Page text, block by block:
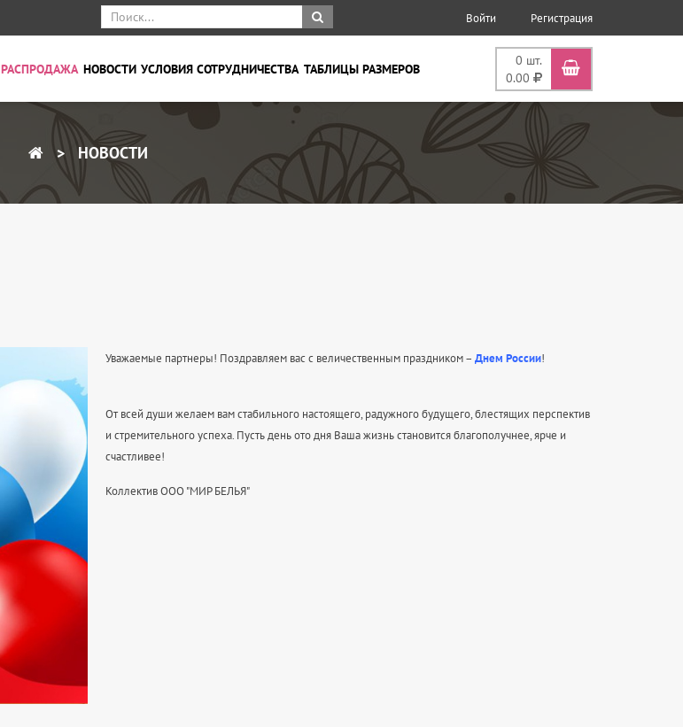
Войти Регистрация
0 шт.
0.00
РАСПРОДАЖА НОВОСТИ УСЛОВИЯ СОТРУДНИЧЕСТВА ТАБЛИЦЫ РАЗМЕРОВ
НОВОСТИ
Уважаемые партнеры! Поздравляем вас с величественным праздником – Днем России!
От всей души желаем вам стабильного настоящего, радужного будущего, блестящих перспектив
и стремительного успеха. Пусть день ото дня Ваша жизнь становится благополучнее, ярче и
счастливее!
Коллектив ООО "МИР БЕЛЬЯ"